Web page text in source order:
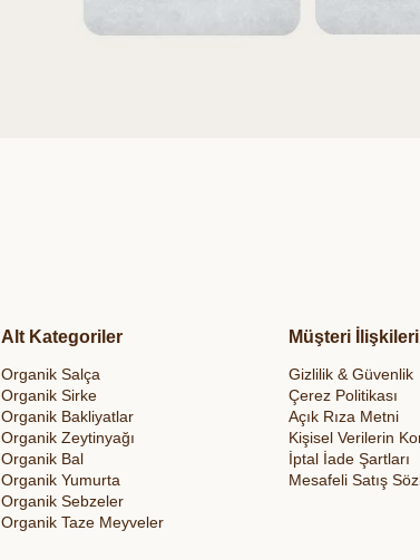
Alt Kategoriler
Organik Salça
Organik Sirke
Organik Bakliyatlar
Organik Zeytinyağı
Organik Bal
Organik Yumurta
Organik Sebzeler
Organik Taze Meyveler
Müşteri İlişkileri
Gizlilik & Güvenlik
Çerez Politikası
Açık Rıza Metni
Kişisel Verilerin
İptal İade Şartları
Mesafeli Satış